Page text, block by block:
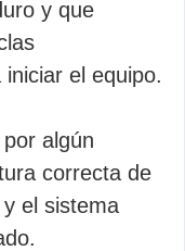
y que
el equipo.
algún
correcta de
el sistema